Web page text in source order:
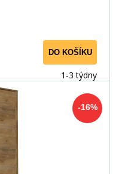
DO KOŠÍKU
1-3 týdny
-16%